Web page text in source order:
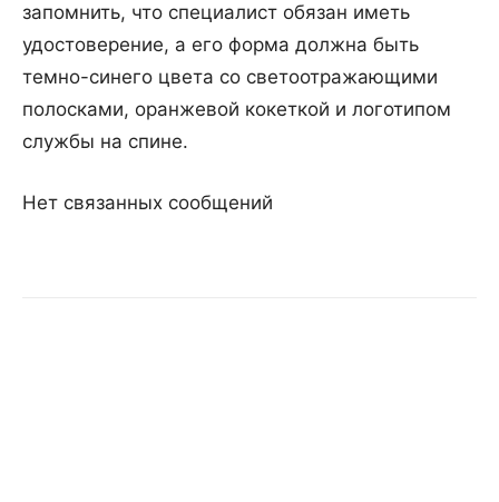
запомнить, что специалист обязан иметь
удостоверение, а его форма должна быть
темно-синего цвета со светоотражающими
полосками, оранжевой кокеткой и логотипом
службы на спине.
Нет связанных сообщений